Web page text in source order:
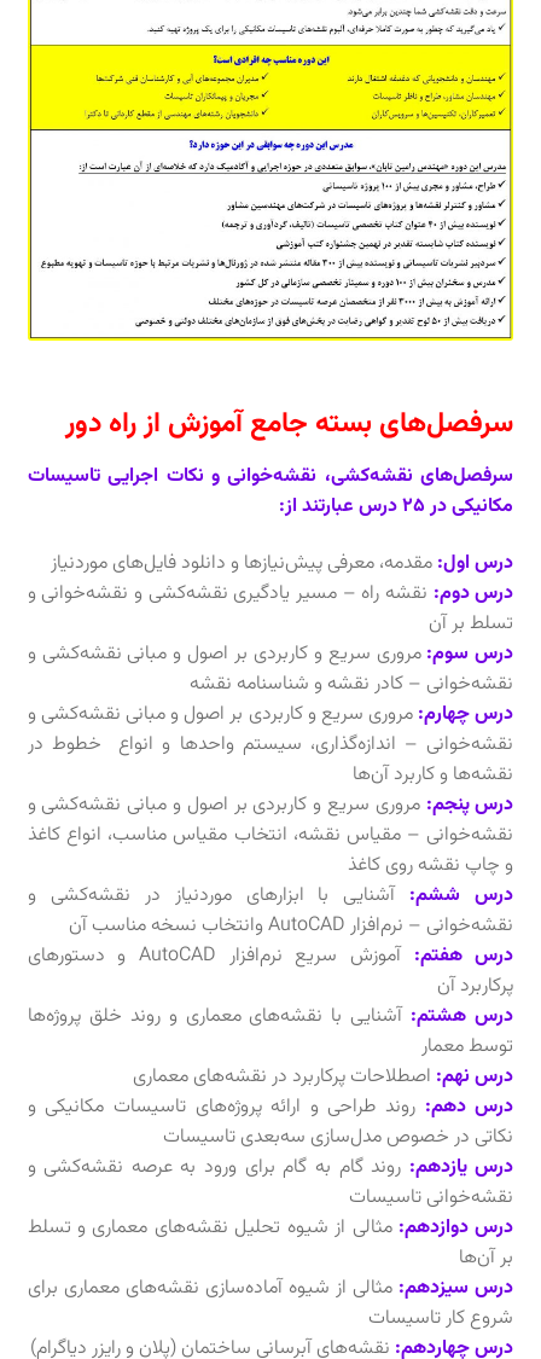
سرفصل‌های بسته جامع آموزش از راه دور
سرفصل‌های نقشه‌کشی، نقشه‌خوانی و نکات اجرایی تاسیسات
مکانیکی در 25 درس عبارتند از:
درس اول: مقدمه، معرفی پیش‌نیازها و دانلود فایل‌های موردنیاز
درس دوم: نقشه راه – مسیر یادگیری نقشه‌کشی و نقشه‌خوانی و
تسلط بر آن
درس سوم: مروری سریع و کاربردی بر اصول و مبانی نقشه‌کشی و
نقشه‌خوانی – کادر نقشه و شناسنامه نقشه
درس چهارم: مروری سریع و کاربردی بر اصول و مبانی نقشه‌کشی و
نقشه‌خوانی – اندازه‌گذاری، سیستم واحدها و انواع خطوط در
نقشه‌ها و کاربرد آن‌ها
درس پنجم: مروری سریع و کاربردی بر اصول و مبانی نقشه‌کشی و
نقشه‌خوانی – مقیاس نقشه، انتخاب مقیاس مناسب، انواع کاغذ
و چاپ نقشه روی کاغذ
درس ششم: آشنایی با ابزارهای موردنیاز در نقشه‌کشی و
نقشه‌خوانی – نرم‌افزار AutoCAD وانتخاب نسخه مناسب آن
درس هفتم:
آموزش سریع نرم‌افزار AutoCAD و دستورهای
پرکاربرد آن
درس هشتم: آشنایی با نقشه‌های معماری و روند خلق پروژه‌ها
توسط معمار
درس نهم: اصطلاحات پرکاربرد در نقشه‌های معماری
درس دهم: روند طراحی و ارائه پروژه‌های تاسیسات مکانیکی و
نکاتی در خصوص مدل‌سازی سه‌بعدی تاسیسات
درس یازدهم: روند گام به گام برای ورود به عرصه نقشه‌کشی و
نقشه‌خوانی تاسیسات
درس دوازدهم: مثالی از شیوه تحلیل نقشه‌های معماری و تسلط
بر آن‌ها
درس سیزدهم: مثالی از شیوه آماده‌سازی نقشه‌های معماری برای
شروع کار تاسیسات
درس چهاردهم: نقشه‌های آبرسانی ساختمان (پلان و رایزر دیاگرام)